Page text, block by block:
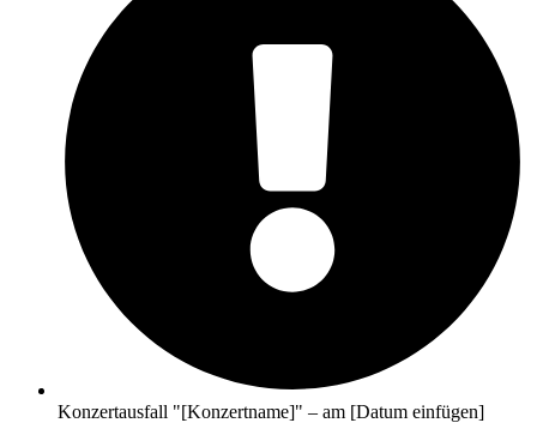
Konzertausfall "[Konzertname]" – am [Datum einfügen]